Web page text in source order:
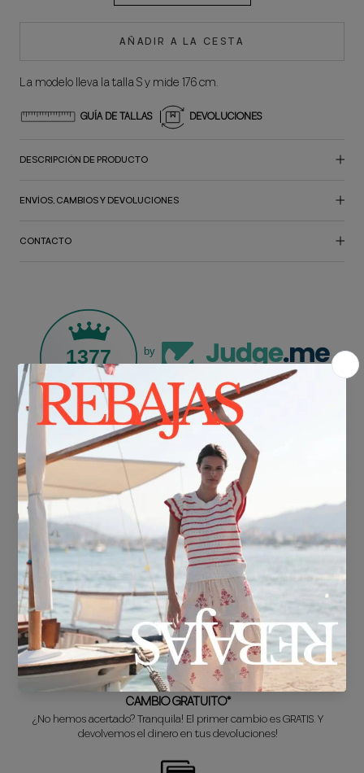
AÑADIR A LA CESTA
La modelo lleva la talla S y mide 176 cm.
GUÍA DE TALLAS DEVOLUCIONES
DESCRIPCIÓN DE PRODUCTO
ENVÍOS, CAMBIOS Y DEVOLUCIONES
CONTACTO
1377 by
ENVÍO GRATIS*
En compras superiores a 30€.
ENTREGA EN 24/48h
Sabemos que no puedes esperar a estrenar tu nuevo look, así que lo
preparamos súper rápido para ti.
CAMBIO GRATUITO*
¿No hemos acertado? Tranquila! El primer cambio es GRATIS. Y
devolvemos el dinero en tus devoluciones!